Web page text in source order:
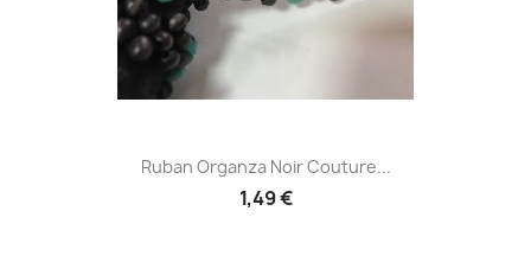
Ruban Organza Noir Couture...
1,49 €